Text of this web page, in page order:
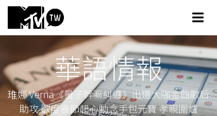
華語情報
琟娜 Verna《量子幹嘛糾纏》出道大咖金曲歌后
助攻 歡度春節起心動念手包元寶 孝親圍爐